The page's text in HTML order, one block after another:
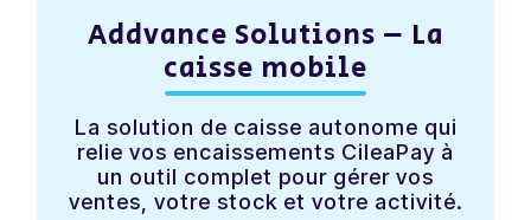
Addvance Solutions – La
caisse mobile
La solution de caisse autonome qui
relie vos encaissements CileaPay à
un outil complet pour gérer vos
ventes, votre stock et votre activité.